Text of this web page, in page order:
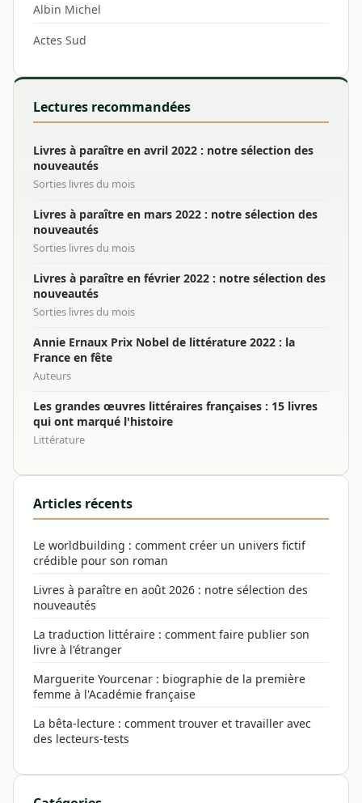
Albin Michel
Actes Sud
Lectures recommandées
Livres à paraître en avril 2022 : notre sélection des
nouveautés
Sorties livres du mois
Livres à paraître en mars 2022 : notre sélection des
nouveautés
Sorties livres du mois
Livres à paraître en février 2022 : notre sélection des
nouveautés
Sorties livres du mois
Annie Ernaux Prix Nobel de littérature 2022 : la
France en fête
Auteurs
Les grandes œuvres littéraires françaises : 15 livres
qui ont marqué l'histoire
Littérature
Articles récents
Le worldbuilding : comment créer un univers fictif
crédible pour son roman
Livres à paraître en août 2026 : notre sélection des
nouveautés
La traduction littéraire : comment faire publier son
livre à l'étranger
Marguerite Yourcenar : biographie de la première
femme à l'Académie française
La bêta-lecture : comment trouver et travailler avec
des lecteurs-tests